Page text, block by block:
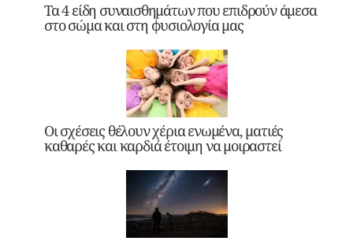
Τα 4 είδη συναισθημάτων που επιδρούν άμεσα
στο σώμα και στη φυσιολογία μας
Οι σχέσεις θέλουν χέρια ενωμένα, ματιές
καθαρές και καρδιά έτοιμη να μοιραστεί